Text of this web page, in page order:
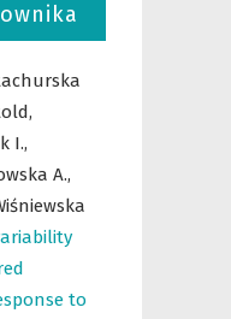
I.,
A.,
to